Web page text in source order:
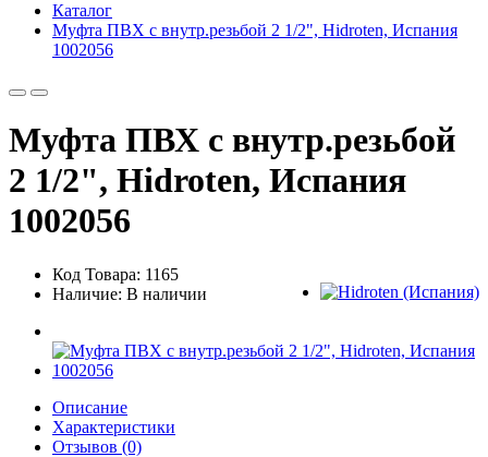
Каталог
Муфта ПВХ с внутр.резьбой 2 1/2", Hidroten, Испания
1002056
Муфта ПВХ с внутр.резьбой
2 1/2", Hidroten, Испания
1002056
Код Товара: 1165
Наличие: В наличии
Описание
Характеристики
Отзывов (0)